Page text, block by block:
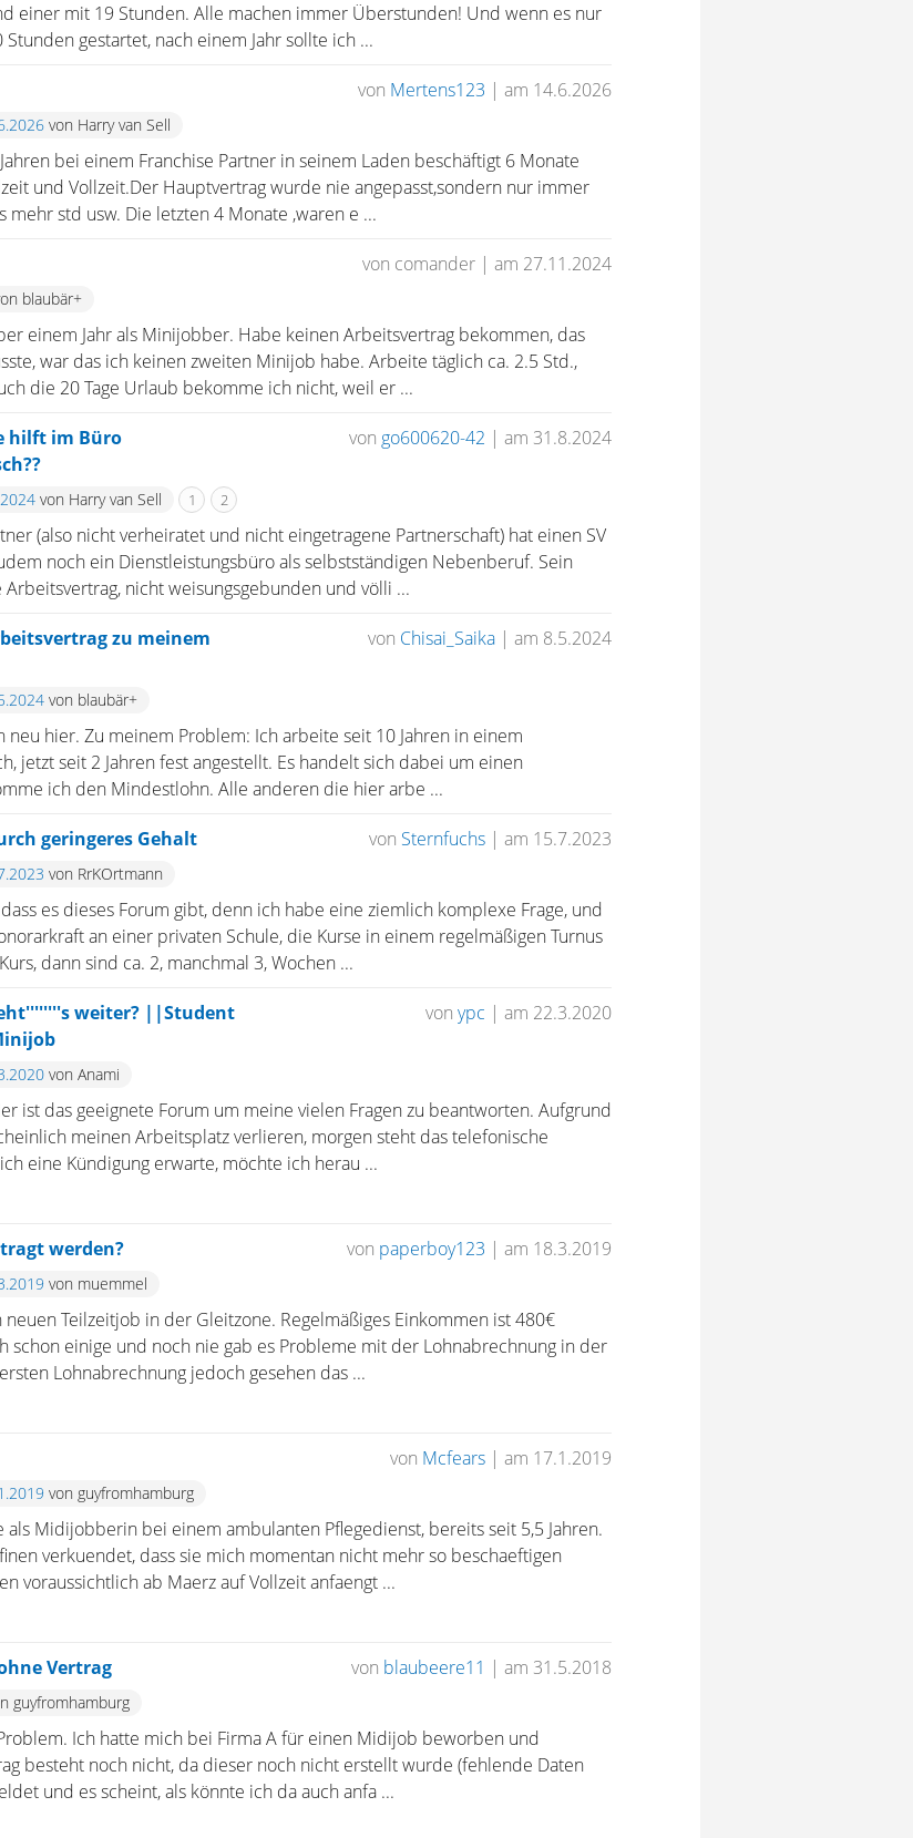
einer mit 19 Stunden. Alle machen immer Überstunden! Und wenn es nur
gestartet, nach einem Jahr sollte ich ...
von Mertens123 | am 14.6.2026
von Harry van Sell
bei einem Franchise Partner in seinem Laden beschäftigt 6 Monate
und Vollzeit.Der Hauptvertrag wurde nie angepasst,sondern nur immer
mehr std usw. Die letzten 4 Monate ,waren e ...
von comander | am 27.11.2024
blaubär+
einem Jahr als Minijobber. Habe keinen Arbeitsvertrag bekommen, das
war das ich keinen zweiten Minijob habe. Arbeite täglich ca. 2.5 Std.,
die 20 Tage Urlaub bekomme ich nicht, weil er ...
hilft im Büro
von go600620-42 | am 31.8.2024
von Harry van Sell 1 2
(also nicht verheiratet und nicht eingetragene Partnerschaft) hat einen SV
noch ein Dienstleistungsbüro als selbstständigen Nebenberuf. Sein
nicht weisungsgebunden und völli ...
zu meinem
von Chisai_Saika | am 8.5.2024
von blaubär+
neu hier. Zu meinem Problem: Ich arbeite seit 10 Jahren in einem
jetzt seit 2 Jahren fest angestellt. Es handelt sich dabei um einen
ich den Mindestlohn. Alle anderen die hier arbe ...
geringeres Gehalt von Sternfuchs | am 15.7.2023
von RrKOrtmann
es dieses Forum gibt, denn ich habe eine ziemlich komplexe Frage, und
an einer privaten Schule, die Kurse in einem regelmäßigen Turnus
dann sind ca. 2, manchmal 3, Wochen ...
weiter? ||Student
von ypc | am 22.3.2020
von Anami
ist das geeignete Forum um meine vielen Fragen zu beantworten. Aufgrund
meinen Arbeitsplatz verlieren, morgen steht das telefonische
eine Kündigung erwarte, möchte ich herau ...
werden? von paperboy123 | am 18.3.2019
von muemmel
Teilzeitjob in der Gleitzone. Regelmäßiges Einkommen ist 480€
schon einige und noch nie gab es Probleme mit der Lohnabrechnung in der
Lohnabrechnung jedoch gesehen das ...
von Mcfears | am 17.1.2019
von guyfromhamburg
Midijobberin bei einem ambulanten Pflegedienst, bereits seit 5,5 Jahren.
verkuendet, dass sie mich momentan nicht mehr so beschaeftigen
voraussichtlich ab Maerz auf Vollzeit anfaengt ...
Vertrag von blaubeere11 | am 31.5.2018
guyfromhamburg
Ich hatte mich bei Firma A für einen Midijob beworben und
besteht noch nicht, da dieser noch nicht erstellt wurde (fehlende Daten
und es scheint, als könnte ich da auch anfa ...